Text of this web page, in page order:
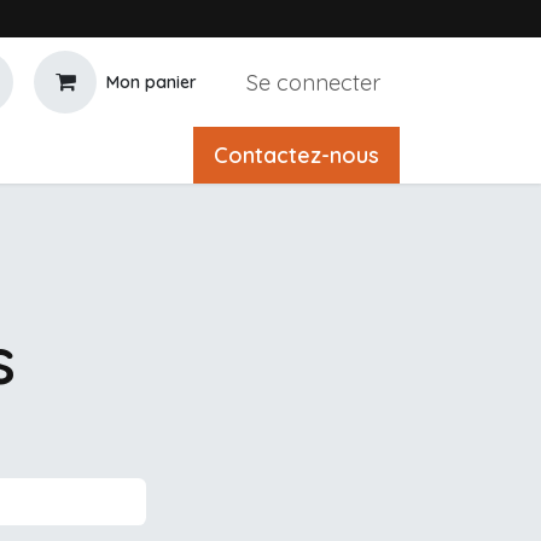
Mon panier Se connecter
Contactez-nous